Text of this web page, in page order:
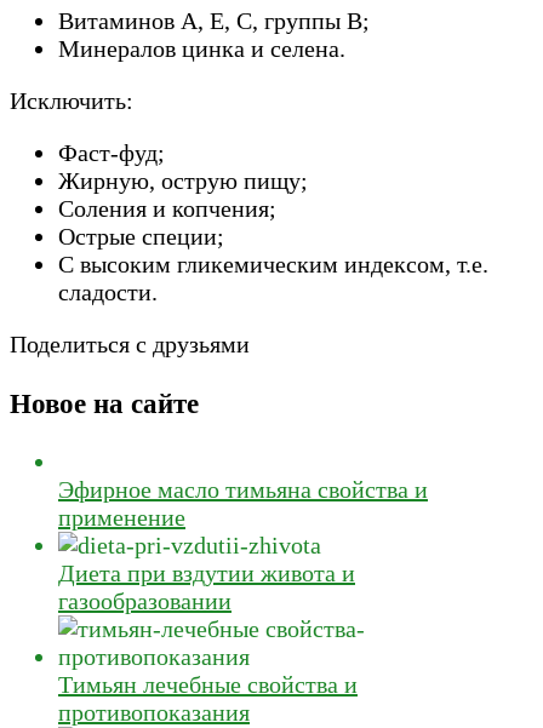
Витаминов А, Е, С, группы В;
Минералов цинка и селена.
Исключить:
Фаст-фуд;
Жирную, острую пищу;
Соления и копчения;
Острые специи;
С высоким гликемическим индексом, т.е.
сладости.
Поделиться с друзьями
Новое на сайте
Эфирное масло тимьяна свойства и
применение
Диета при вздутии живота и
газообразовании
Тимьян лечебные свойства и
противопоказания